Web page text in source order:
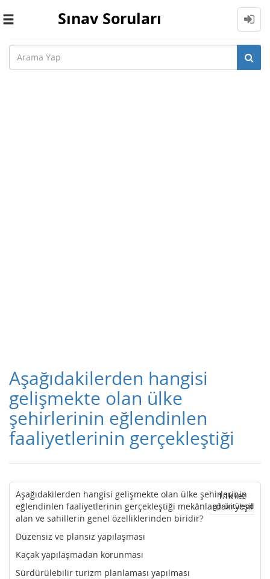
Toggle
Sınav Soruları
Aşağıdakilerden hangisi
gelişmekte olan ülke
şehirlerinin eğlendinlen
faaliyetlerinin gerçekleştiği
1.1kkez
görüntülendi
Aşağıdakilerden hangisi gelişmekte olan ülke şehirlerinin
eğlendinlen faaliyetlerinin gerçekleştiği mekânlardaki yeşil
alan ve sahillerin genel özelliklerinden biridir?
Düzensiz ve plansız yapılaşması
Kaçak yapılaşmadan korunması
Sürdürülebilir turizm planlaması yapılması